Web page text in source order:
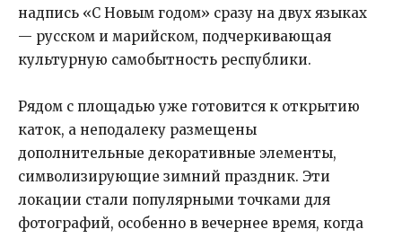
надпись «С Новым годом» сразу на двух языках
— русском и марийском, подчеркивающая
культурную самобытность республики.
Рядом с площадью уже готовится к открытию
каток, а неподалеку размещены
дополнительные декоративные элементы,
символизирующие зимний праздник. Эти
локации стали популярными точками для
фотографий, особенно в вечернее время, когда